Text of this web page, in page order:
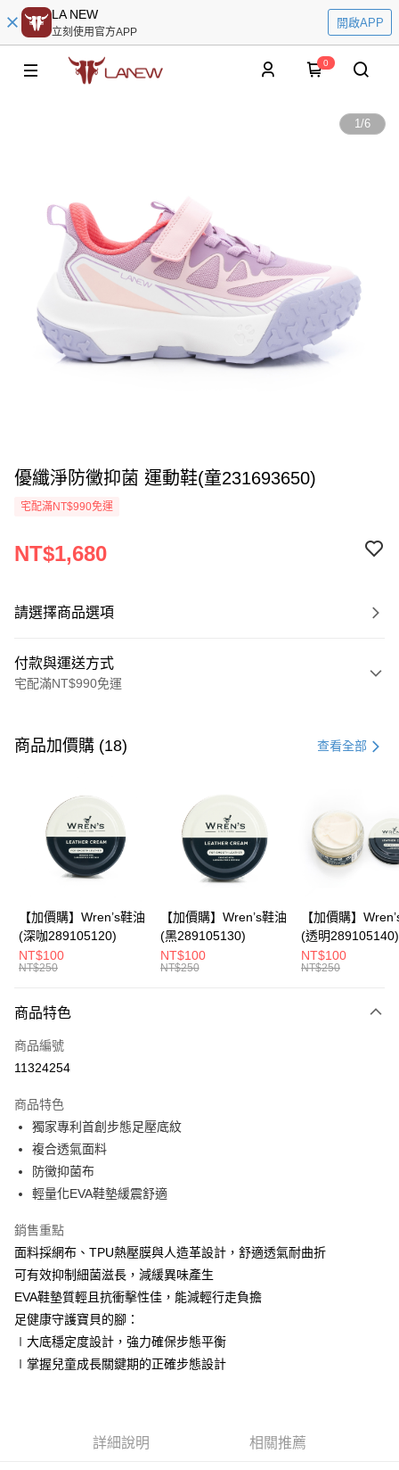
LA NEW
立刻使用官方APP
開啟APP
0
1/6
優纖淨防黴抑菌 運動鞋(童231693650)
宅配滿NT$990免運
NT$1,680
請選擇商品選項
付款與運送方式
宅配滿NT$990免運
信用卡一次付款
Apple Pay
悠遊付
Google Pay
全盈+PAY
ATM付款
宅配
每筆NT$80，滿NT$990(含以上)免運費
付款後門市自取
每筆NT$80，滿NT$699(含以上)免運費
商品加價購 (18) 查看全部
【加價購】Wren’s鞋油
(深咖289105120)
NT$100
NT$250
【加價購】Wren’s鞋油
(黑289105130)
NT$100
NT$250
【加價購】
(透明289105140)
NT$100
NT$250
商品特色
商品編號
11324254
商品特色
獨家專利首創步態足壓底紋
複合透氣面料
防黴抑菌布
輕量化EVA鞋墊緩震舒適
銷售重點
面料採網布、TPU熱壓膜與人造革設計，舒適透氣耐曲折
可有效抑制細菌滋長，減緩異味產生
EVA鞋墊質輕且抗衝擊性佳，能減輕行走負擔
足健康守護寶貝的腳：
∣大底穩定度設計，強力確保步態平衡
∣掌握兒童成長關鍵期的正確步態設計
詳細說明 相關推薦